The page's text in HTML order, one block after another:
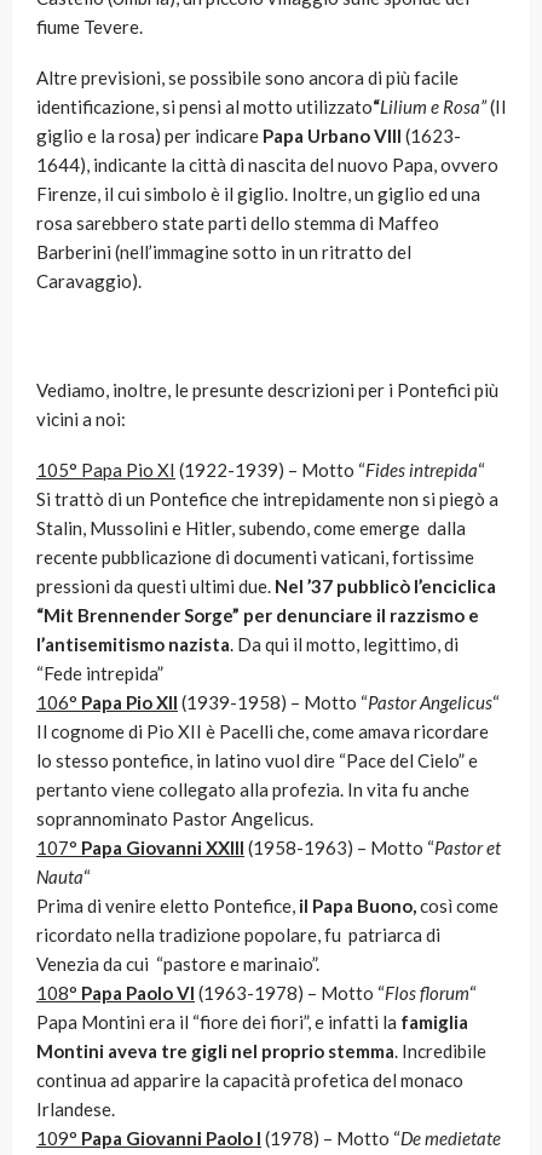
fiume Tevere.
Altre previsioni, se possibile sono ancora di più facile
identificazione, si pensi al motto utilizzato“Lilium e Rosa”(Il
giglio e la rosa) per indicare Papa Urbano VIII (1623-
1644), indicante la città di nascita del nuovo Papa, ovvero
Firenze, il cui simbolo è il giglio. Inoltre, un giglio ed una
rosa sarebbero state parti dello stemma di Maffeo
Barberini (nell’immagine sotto in un ritratto del
Caravaggio).
Vediamo, inoltre, le presunte descrizioni per i Pontefici più
vicini a noi:
105° Papa Pio XI (1922-1939) – Motto “Fides intrepida“
Si trattò di un Pontefice che intrepidamente non si piegò a
Stalin, Mussolini e Hitler, subendo, come emerge dalla
recente pubblicazione di documenti vaticani, fortissime
pressioni da questi ultimi due. Nel ’37 pubblicò l’enciclica
“Mit Brennender Sorge” per denunciare il razzismo e
l’antisemitismo nazista. Da qui il motto, legittimo, di
“Fede intrepida”
106° Papa Pio XII (1939-1958) – Motto “Pastor Angelicus“
Il cognome di Pio XII è Pacelli che, come amava ricordare
lo stesso pontefice, in latino vuol dire “Pace del Cielo” e
pertanto viene collegato alla profezia. In vita fu anche
soprannominato Pastor Angelicus.
107° Papa Giovanni XXIII (1958-1963) – Motto “Pastor et
Nauta“
Prima di venire eletto Pontefice, il Papa Buono,così come
ricordato nella tradizione popolare, fu patriarca di
Venezia da cui “pastore e marinaio”.
108° Papa Paolo VI (1963-1978) – Motto “Flos florum“
Papa Montini era il “fiore dei fiori”, e infatti la famiglia
Montini aveva tre gigli nel proprio stemma. Incredibile
continua ad apparire la capacità profetica del monaco
Irlandese.
109° Papa Giovanni Paolo I (1978) – Motto “De medietate